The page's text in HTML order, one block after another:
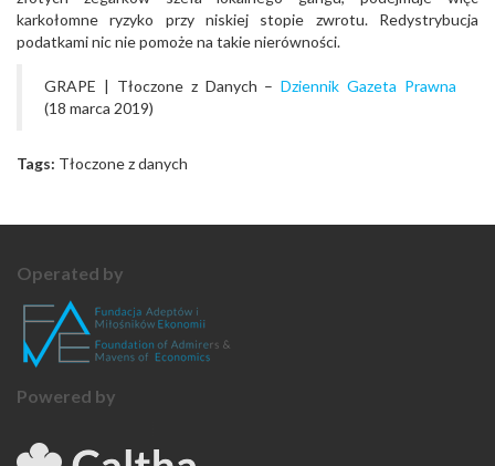
karkołomne ryzyko przy niskiej stopie zwrotu. Redystrybucja
podatkami nic nie pomoże na takie nierówności.
GRAPE | Tłoczone z Danych –Dziennik Gazeta Prawna
(18 marca 2019)
Tags: Tłoczone z danych
Operated by
Powered by